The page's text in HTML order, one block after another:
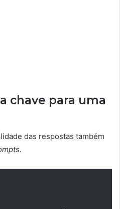
chave para uma
das respostas também
.